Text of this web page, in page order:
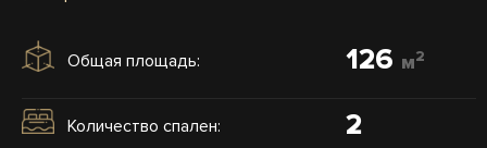
Общая площадь: 126 м2
Количество спален: 2